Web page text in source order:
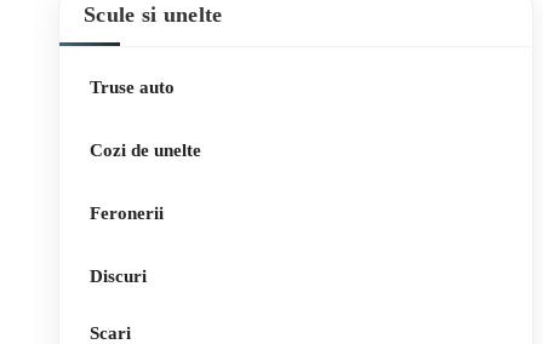
Scule si unelte
Truse auto
Cozi de unelte
Feronerii
Discuri
Scari